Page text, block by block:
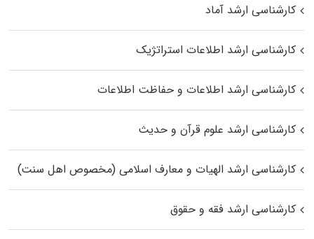
کارشناسی ارشد آماد
کارشناسی ارشد اطلاعات استراتژیک
کارشناسی ارشد اطلاعات و حفاظت اطلاعات
کارشناسی ارشد علوم قرآن و حدیث
کارشناسی ارشد الهیات و معارف اسلامی (مخصوص اهل سنت)
کارشناسی ارشد فقه و حقوق